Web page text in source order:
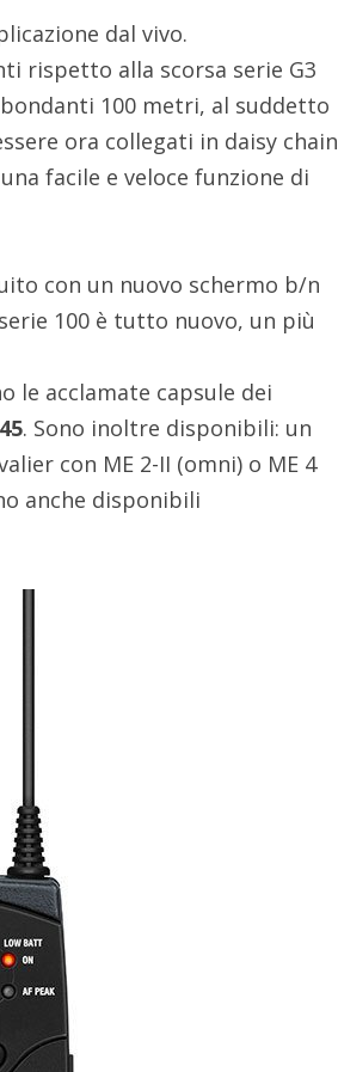
dal vivo.
rispetto alla scorsa serie G3
100 metri, al suddetto
ora collegati in daisy chain
facile e veloce funzione di
con un nuovo schermo b/n
100 è tutto nuovo, un più
le acclamate capsule dei
. Sono inoltre disponibili: un
con ME 2-II (omni) o ME 4
anche disponibili